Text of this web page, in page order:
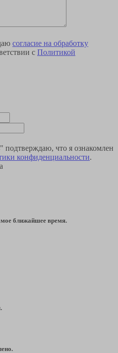
согласие на обработку
с Политикой
что я ознакомлен
конфиденциальности.
ближайшее время.